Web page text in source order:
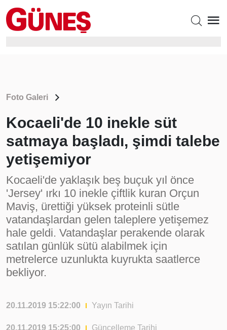
Foto Galeri
Kocaeli'de 10 inekle süt
satmaya başladı, şimdi talebe
yetişemiyor
Kocaeli'de yaklaşık beş buçuk yıl önce
'Jersey' ırkı 10 inekle çiftlik kuran Orçun
Maviş, ürettiği yüksek proteinli sütle
vatandaşlardan gelen taleplere yetişemez
hale geldi. Vatandaşlar perakende olarak
satılan günlük sütü alabilmek için
metrelerce uzunlukta kuyrukta saatlerce
bekliyor.
20.11.2019 15:22:00 Yayın Tarihi
20.11.2019 15:25:00 Güncelleme Tarihi